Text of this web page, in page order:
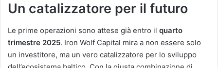
Un catalizzatore per il futuro
Le prime operazioni sono attese già entro il quarto
trimestre 2025. Iron Wolf Capital mira a non essere solo
un investitore, ma un vero catalizzatore per lo sviluppo